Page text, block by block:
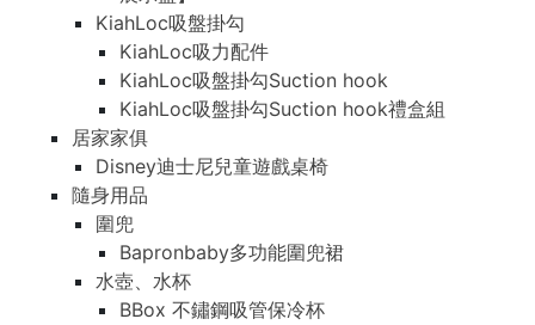
KiahLoc吸盤掛勾
KiahLoc吸力配件
KiahLoc吸盤掛勾Suction hook
KiahLoc吸盤掛勾Suction hook禮盒組
居家家俱
Disney迪士尼兒童遊戲桌椅
隨身用品
圍兜
Bapronbaby多功能圍兜裙
水壺、水杯
BBox 不鏽鋼吸管保冷杯